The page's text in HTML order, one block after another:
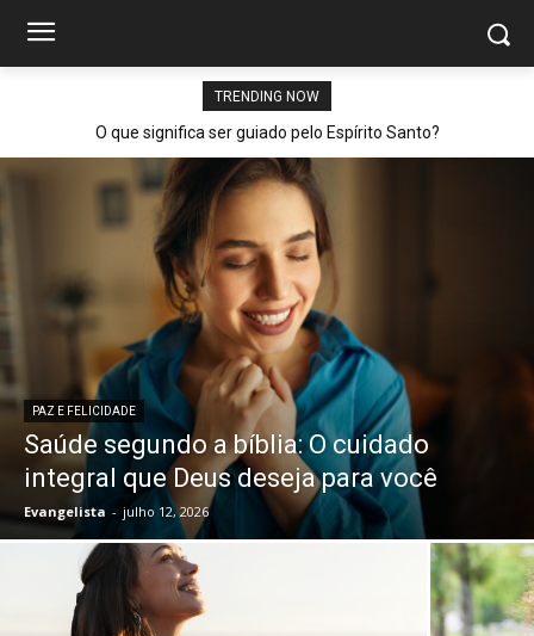
TRENDING NOW
O que significa ser guiado pelo Espírito Santo?
PAZ E FELICIDADE
Saúde segundo a bíblia: O cuidado
integral que Deus deseja para você
Evangelista - julho 12, 2026